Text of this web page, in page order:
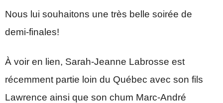
Nous lui souhaitons une très belle soirée de
demi-finales!
À voir en lien, Sarah-Jeanne Labrosse est
récemment partie loin du Québec avec son fils
Lawrence ainsi que son chum Marc-André